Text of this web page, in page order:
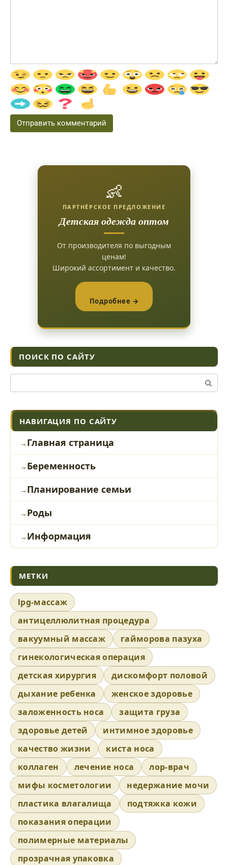
👶
ПАРТНЁРСКОЕ ПРЕДЛОЖЕНИЕ
Детская одежда оптом
От производителя по выгодным
ценам!
Широкий ассортимент и качество.
Подробнее →
ПОИСК ПО САЙТУ
НАВИГАЦИЯ ПО САЙТУ
Главная страница
Беременность
Планирование семьи
Роды
Информация
МЕТКИ
lpg-массаж
антицеллюлитная процедура
вакуумный массаж
гайморова пазуха
гинекологическая операция
детская хирургия
дискомфорт половой
дыхание ребенка
женское здоровье
заложенность носа
защита груза
здоровье детей
интимное здоровье
качество жизни
киста носа
коллаген
лечение носа
лор-врач
мифы косметологии
недержание мочи
пластика влагалища
подтяжка кожи
показания операции
полимерные материалы
прозрачная упаковка